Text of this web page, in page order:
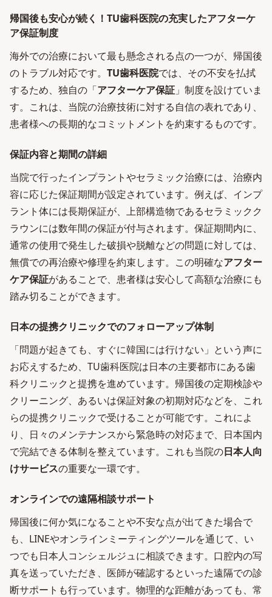
帰国後も安心が続く！TU歯科医院の充実したアフターケ
ア保証制度
海外での治療において最も懸念される点の一つが、帰国後
のトラブル対応です。 TU歯科医院では、その不安を払拭
するため、独自の「アフターケア保証 」制度を設けていま
す。これは、当院の治療技術に対する自信の表れであり、
患者様への長期的なコミットメントを約束するものです。
保証内容と期間の詳細
当院で行ったインプラントやセラミック治療には、治療内
容に応じた保証期間が設定されています。例えば、インプ
ラント体には長期保証が、上部構造物であるセラミックク
ラウンには数年間の保証が付与されます。保証期間内に、
通常の使用で発生した破損や脱離などの問題に対しては、
無償での再治療や修理を約束します。この明確なアフター
ケア保証があることで、患者様は安心して高額な治療にも
踏み切ることができます。
日本の提携クリニックでのフォローアップ体制
「問題が起きても、すぐに韓国には行けない」という声に
お応えするため、TU歯科医院は日本の主要都市にある歯
科クリニックと提携を進めています。帰国後の定期検診や
クリーニング、あるいは保証対象の初期対応などを、これ
らの提携クリニックで受けることが可能です。これによ
り、日々のメンテナンスから緊急時の対応まで、日本国内
で完結できる体制を整えています。これも当院の日本人向
けサービスの重要な一環です。
オンラインでの遠隔相談サポート
帰国後に何か気になることや不安な点が出てきた場合で
も、LINEやオンラインミーティングツールを通じて、い
つでも日本人コンシェルジュに相談できます。口腔内の写
真を送っていただき、医師が確認するといった遠隔での診
断サポートも行っています。物理的な距離があっても、常